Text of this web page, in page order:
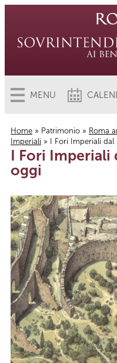
MENU
Tu sei qui
Home » Patrimonio » Roma
Imperiali » I Fori Imperiali dal
I Fori Imperiali
oggi